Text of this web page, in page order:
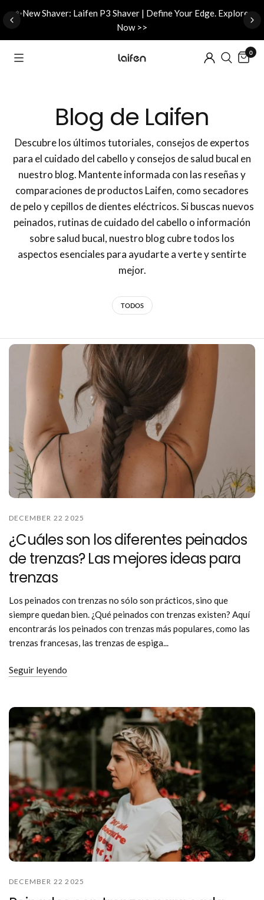
✨New Shaver: Laifen P3 Shaver | Define Your Edge. Explore
Now >>
0
Blog de Laifen
Descubre los últimos tutoriales, consejos de expertos
para el cuidado del cabello y consejos de salud bucal en
nuestro blog. Mantente informada con las reseñas y
comparaciones de productos Laifen, como secadores
de pelo y cepillos de dientes eléctricos. Si buscas nuevos
peinados, rutinas de cuidado del cabello o información
sobre salud bucal, nuestro blog cubre todos los
aspectos esenciales para ayudarte a verte y sentirte
mejor.
TODOS
DECEMBER 22 2025
¿Cuáles son los diferentes peinados
de trenzas? Las mejores ideas para
trenzas
Los peinados con trenzas no sólo son prácticos, sino que
siempre quedan bien. ¿Qué peinados con trenzas existen? Aquí
encontrarás los peinados con trenzas más populares, como las
trenzas francesas, las trenzas de espiga...
Seguir leyendo
DECEMBER 22 2025